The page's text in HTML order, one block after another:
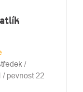
/
/ pevnost 22